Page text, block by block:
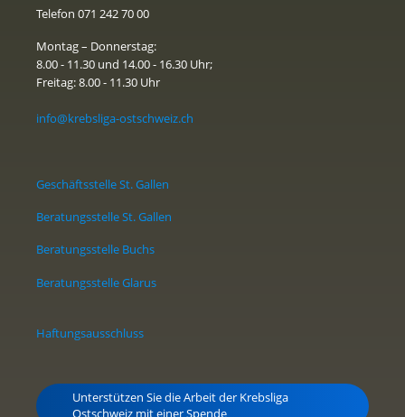
Telefon 071 242 70 00
Montag – Donnerstag:
8.00 - 11.30 und 14.00 - 16.30 Uhr;
Freitag: 8.00 - 11.30 Uhr
info@krebsliga-ostschweiz.ch
Geschäftsstelle St. Gallen
Beratungsstelle St. Gallen
Beratungsstelle Buchs
Beratungsstelle Glarus
Haftungsausschluss
Unterstützen Sie die Arbeit der Krebsliga
Ostschweiz mit einer Spende